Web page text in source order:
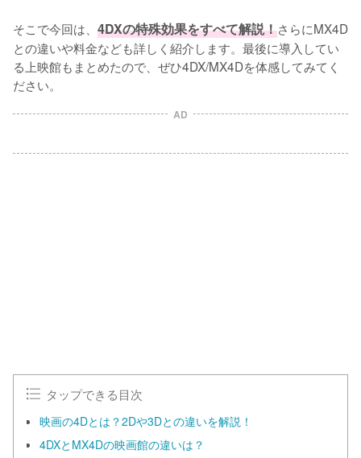
そこで今回は、 4DXの特殊効果をすべて解説！さらにMX4D
との違いや料金なども詳しく紹介します。最後に導入してい
る上映館もまとめたので、ぜひ4DX/MX4Dを体感してみてく
ださい。
AD
タップできる目次
映画の4Dとは？2Dや3Dとの違いを解説！
4DXとMX4Dの映画館の違いは？